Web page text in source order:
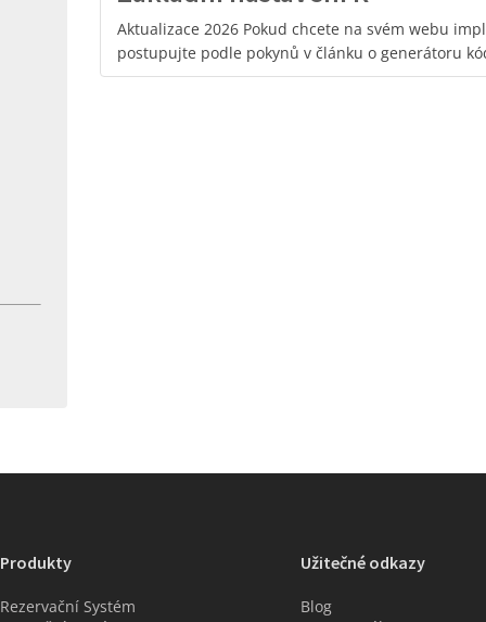
Aktualizace 2026 Pokud chcete na svém webu
postupujte podle pokynů v článku o generátoru
Produkty
Rezervační Systém
Užitečné odkazy
Blog